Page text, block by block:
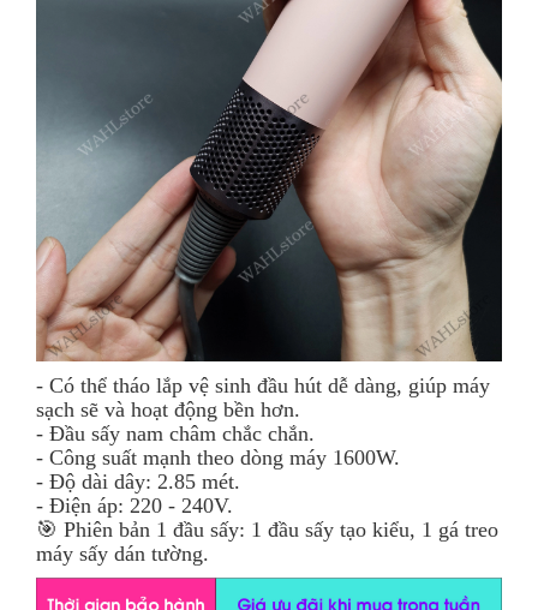
- Có thể tháo lắp vệ sinh đầu hút dễ dàng, giúp máy
sạch sẽ và hoạt động bền hơn.
- Đầu sấy nam châm chắc chắn.
- Công suất mạnh theo dòng máy 1600W.
- Độ dài dây: 2.85 mét.
- Điện áp: 220 - 240V.
🎯 Phiên bản 1 đầu sấy: 1 đầu sấy tạo kiểu, 1 gá treo
máy sấy dán tường.